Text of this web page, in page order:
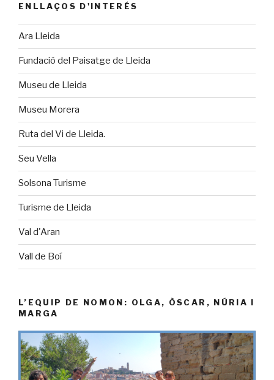
ENLLAÇOS D'INTERÉS
Ara Lleida
Fundació del Paisatge de Lleida
Museu de Lleida
Museu Morera
Ruta del Vi de Lleida.
Seu Vella
Solsona Turisme
Turisme de Lleida
Val d'Aran
Vall de Boí
L’EQUIP DE NOMON: OLGA, ÒSCAR, NÚRIA I
MARGA